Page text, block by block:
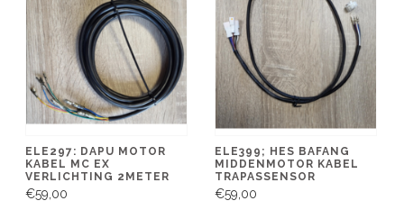
ELE297: DAPU MOTOR
KABEL MC EX
VERLICHTING 2METER
€59,00
ELE399; HES BAFANG
MIDDENMOTOR KABEL
TRAPASSENSOR
€59,00